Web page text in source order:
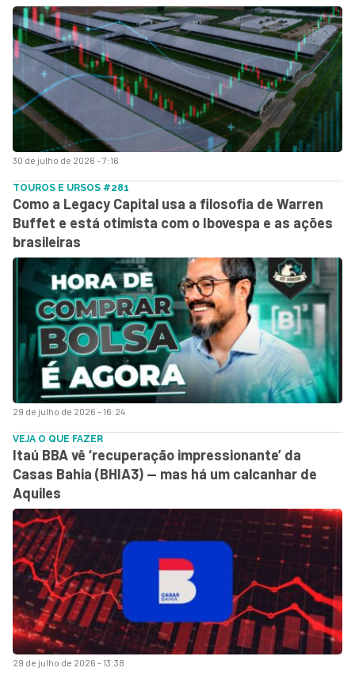
30 de julho de 2026 - 7:16
29 de julho de 2026 - 16:24
TOUROS E URSOS #281
Como a Legacy Capital usa a filosofia de Warren
Buffet e está otimista com o Ibovespa e as ações
brasileiras
29 de julho de 2026 - 13:38
VEJA O QUE FAZER
Itaú BBA vê ‘recuperação impressionante’ da
Casas Bahia (BHIA3) — mas há um calcanhar de
Aquiles